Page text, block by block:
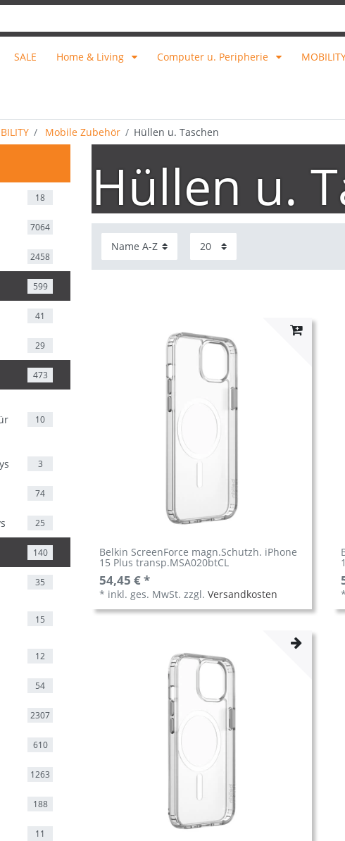
SALE Home & Living Computer u. Peripherie
Mobile Zubehör Hüllen u. Taschen
18
7064
2458
599
41
29
473
10
3
74
25
140
35
15
12
54
2307
610
1263
188
11
Hüllen u.
Belkin ScreenForce magn.Schutzh. iPhone
15 Plus transp.MSA020btCL
54,45 € *
* inkl. ges. MwSt. zzgl. Versandkosten *